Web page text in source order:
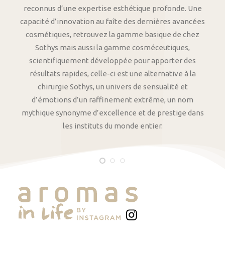
reconnus d’une expertise esthétique profonde. Une
capacité d’innovation au faîte des dernières avancées
cosmétiques, retrouvez la gamme basique de chez
Sothys mais aussi la gamme cosméceutiques,
scientifiquement développée pour apporter des
résultats rapides, celle-ci est une alternative à la
chirurgie Sothys, un univers de sensualité et
d’émotions d’un raffinement extrême, un nom
mythique synonyme d’excellence et de prestige dans
les instituts du monde entier.